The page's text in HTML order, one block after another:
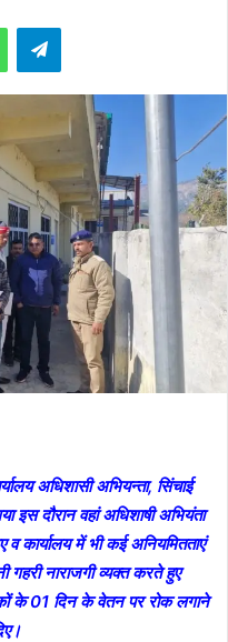
अधिशासी अभियन्ता, सिंचाई
इस दौरान वहां अधिशाषी अभियंता
कार्यालय में भी कई अनियमितताएं
गहरी नाराजगी व्यक्त करते हुए
के 01 दिन के वेतन पर रोक लगाने